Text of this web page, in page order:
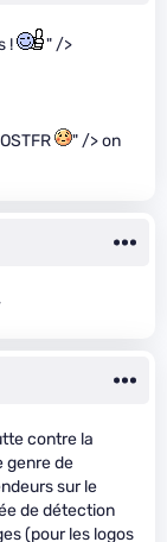
! " />
" /> on
contre la
genre de
sur le
de détection
(pour les logos